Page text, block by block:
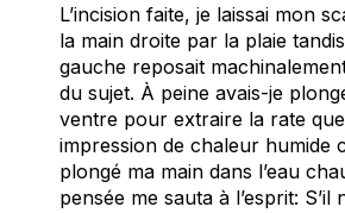
L’incision faite, je laissai mon
la main droite par la plaie
gauche reposait
du sujet. À peine avais-je
ventre pour extraire la rate
impression de chaleur humide
plongé ma main dans l’eau
pensée me sauta à l’esprit: S’il